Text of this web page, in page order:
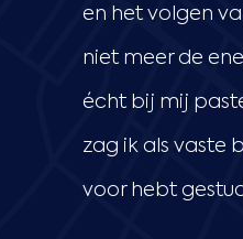
en het volgen
niet meer de
écht bij mij
zag ik als vaste
voor hebt